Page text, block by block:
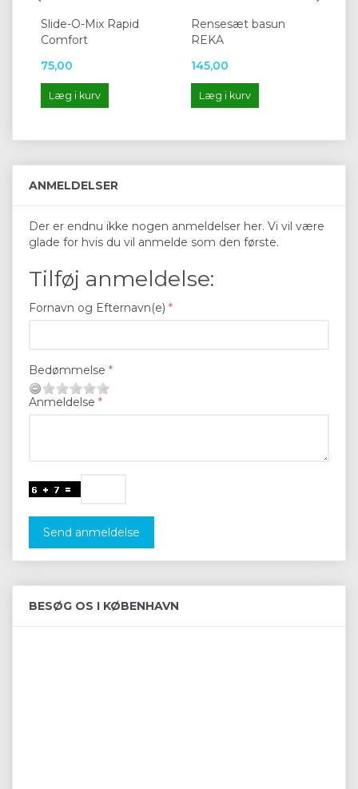
Slide-O-Mix Rapid
Comfort
75,00
Læg i kurv
Rensesæt basun
REKA
145,00
Læg i kurv
ANMELDELSER
Der er endnu ikke nogen anmeldelser her. Vi vil være
glade for hvis du vil anmelde som den første.
Tilføj anmeldelse:
Fornavn og Efternavn(e)
Bedømmelse
Anmeldelse
Send anmeldelse
BESØG OS I KØBENHAVN